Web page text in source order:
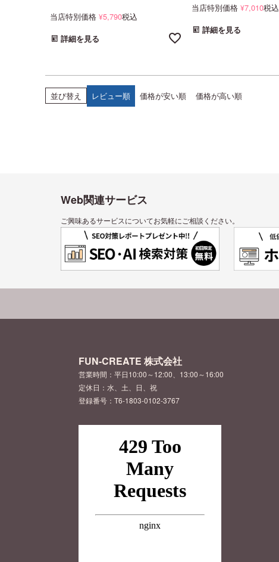
当店特別価格 ¥5,790税込
詳細を見る
当店特別価格 ¥7,010税込
詳細を見る
並び替え レビュー順 価格が安い順 価格が高い順
Web関連サービス
ご興味あるサービスについてお気軽にご相談ください。
FUN-CREATE 株式会社
営業時間：平日10:00～12:00、13:00～16:00
定休日：水、土、日、祝
登録番号：T6-1803-0102-3767